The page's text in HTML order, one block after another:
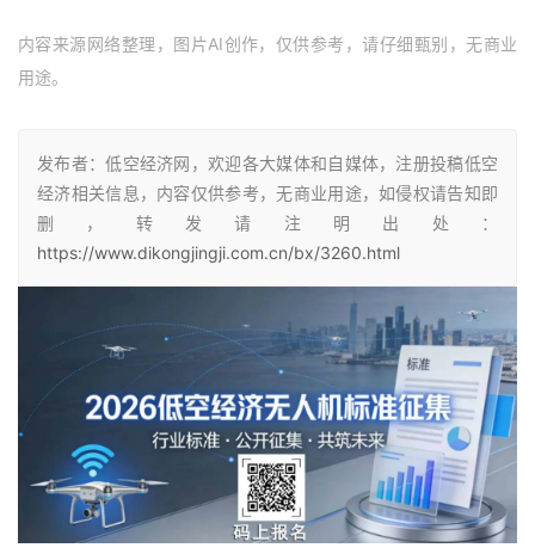
内容来源网络整理，图片AI创作，仅供参考，请仔细甄别，无商业
用途。
发布者：低空经济网，欢迎各大媒体和自媒体，注册投稿低空
经济相关信息，内容仅供参考，无商业用途，如侵权请告知即
删，转发请注明出处：
https://www.dikongjingji.com.cn/bx/3260.html